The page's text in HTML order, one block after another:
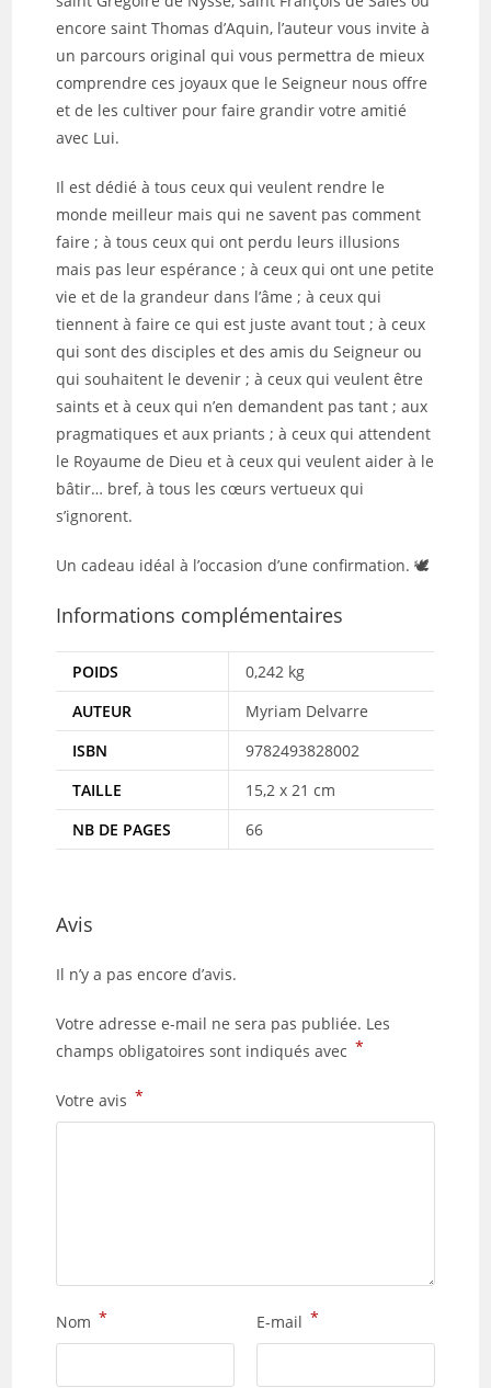
encore saint Thomas d’Aquin, l’auteur vous invite à
un parcours original qui vous permettra de mieux
comprendre ces joyaux que le Seigneur nous offre
et de les cultiver pour faire grandir votre amitié
avec Lui.
Il est dédié à tous ceux qui veulent rendre le
monde meilleur mais qui ne savent pas comment
faire ; à tous ceux qui ont perdu leurs illusions
mais pas leur espérance ; à ceux qui ont une petite
vie et de la grandeur dans l’âme ; à ceux qui
tiennent à faire ce qui est juste avant tout ; à ceux
qui sont des disciples et des amis du Seigneur ou
qui souhaitent le devenir ; à ceux qui veulent être
saints et à ceux qui n’en demandent pas tant ; aux
pragmatiques et aux priants ; à ceux qui attendent
le Royaume de Dieu et à ceux qui veulent aider à le
bâtir… bref, à tous les cœurs vertueux qui
s’ignorent.
Un cadeau idéal à l’occasion d’une confirmation. 🕊️
Informations complémentaires
POIDS
0,242 kg
AUTEUR
Myriam Delvarre
ISBN
9782493828002
TAILLE
15,2 x 21 cm
NB DE PAGES
66
Avis
Il n’y a pas encore d’avis.
Votre adresse e-mail ne sera pas publiée. Les
champs obligatoires sont indiqués avec *
Votre avis *
Nom * E-mail *